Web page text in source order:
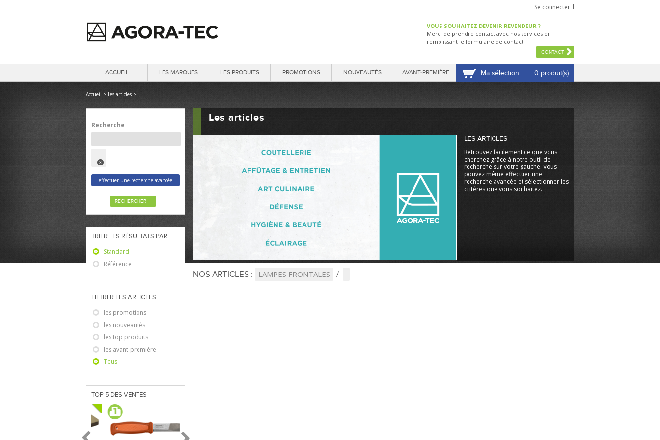
Se connecter
VOUS SOUHAITEZ DEVENIR REVENDEUR ?
Merci de prendre contact avec nos services en
remplissant le formulaire de contact.
CONTACT
ACCUEIL LES MARQUES LES PRODUITS PROMOTIONS NOUVEAUTÉS AVANT-PREMIÈRE Ma sélection 0 produit(s)
Les articles
LES ARTICLES
Retrouvez facilement ce que vous
cherchez grâce à notre outil de
recherche sur votre gauche. Vous
pouvez même effectuer une
recherche avancée et sélectionner les
critères que vous souhaitez.
Accueil > Les articles >
Recherche
x
effectuer une recherche avancée
RECHERCHER
TRIER LES RÉSULTATS PAR
Standard
Référence
FILTRER LES ARTICLES
les promotions
les nouveautés
les top produits
les avant-première
Tous
TOP 5 DES VENTES
NOS ARTICLES : LAMPES FRONTALES